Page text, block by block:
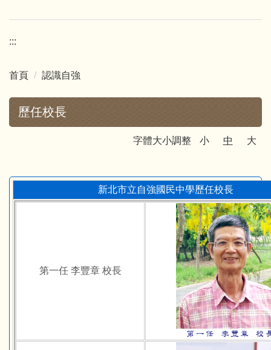
:::
首頁 認識自強
歷任校長
字體大小調整 小 中 大
新北市立自強國民中學歷任校長
第一任 李豐章 校長